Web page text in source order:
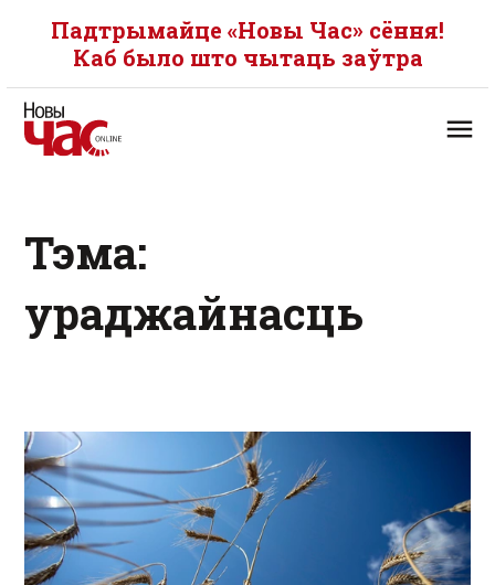
Падтрымайце «Новы Час» сёння!
Каб было што чытаць заўтра
Тэма:
ураджайнасць